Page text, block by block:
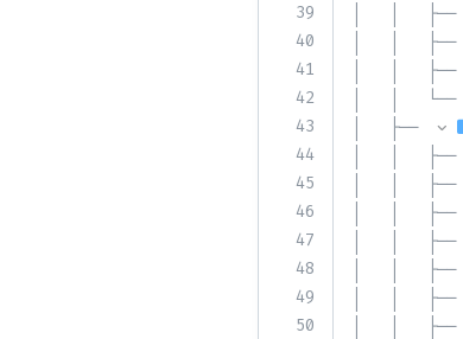
39
40
41
42
43
44
45
46
47
48
49
50
│   │   ├──
│   │   ├──
│   │   ├──
│   │   └──
│   ├──
│   │   ├──
│   │   ├──
│   │   ├──
│   │   ├──
│   │   ├──
│   │   ├──
│   │   ├──